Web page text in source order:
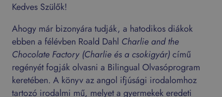
Kedves Szülők!
Ahogy már bizonyára tudják, a hatodikos diákok
ebben a félévben Roald Dahl Charlie and the
Chocolate Factory (Charlie és a csokigyár)című
regényét fogják olvasni a Bilingual Olvasóprogram
keretében. A könyv az angol ifjúsági irodalomhoz
tartozó irodalmi mű, melyet a gyermekek eredeti